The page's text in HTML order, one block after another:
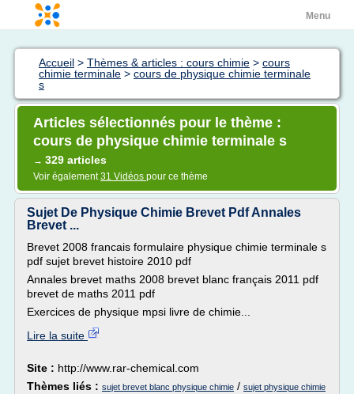
Menu
Accueil > Thèmes & articles : cours chimie > cours
chimie terminale > cours de physique chimie terminale
s
Articles sélectionnés pour le thème :
cours de physique chimie terminale s
→ 329 articles
Voir également31 Vidéos pour ce thème
Sujet De Physique Chimie Brevet Pdf Annales
Brevet ...
Brevet 2008 francais formulaire physique chimie terminale s
pdf sujet brevet histoire 2010 pdf
Annales brevet maths 2008 brevet blanc français 2011 pdf
brevet de maths 2011 pdf
Exercices de physique mpsi livre de chimie...
Lire la suite
Site : http://www.rar-chemical.com
Thèmes liés : sujet brevet blanc physique chimie / sujet physique chimie